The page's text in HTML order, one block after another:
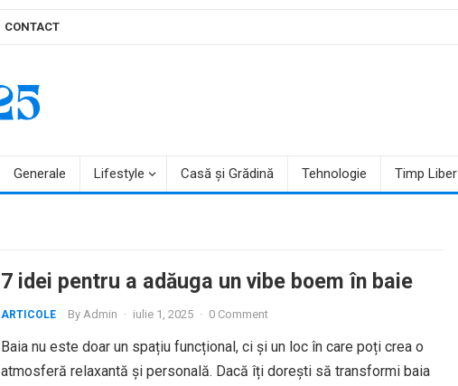
CONTACT
Generale Lifestyle Casă și Grădină Tehnologie Timp Liber
7 idei pentru a adăuga un vibe boem în baie
ARTICOLE By Admin · iulie 1, 2025 · 0 Comment
Baia nu este doar un spațiu funcțional, ci și un loc în care poți crea o
atmosferă relaxantă și personală. Dacă îți dorești să transformi baia